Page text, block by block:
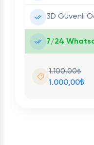
3D Güvenli
7/24
1.100,00₺
1.000,00₺